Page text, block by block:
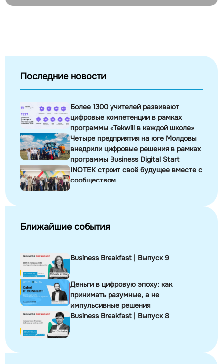
Последние новости
Более 1300 учителей развивают
цифровые компетенции в рамках
программы «Tekwill в каждой школе»
Четыре предприятия на юге Молдовы
внедрили цифровые решения в рамках
программы Business Digital Start
INOTEK строит своё будущее вместе с
сообществом
Ближайшие события
Business Breakfast | Выпуск 9
Деньги в цифровую эпоху: как
принимать разумные, а не
импульсивные решения
Business Breakfast | Выпуск 8